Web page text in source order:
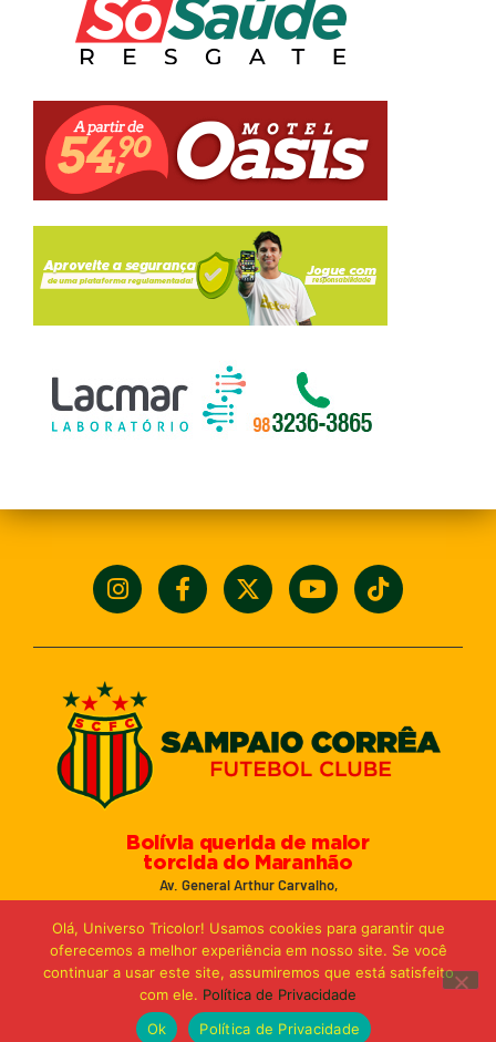
Bolívia querida de maior
torcida do Maranhão
Av. General Arthur Carvalho,
Email: marketing@sampaiocorreafc.com.br
© 2021 • Sampaio Corrêa Futebol Clube
Web Design: MP Marketing, Promo e Digital
Olá, Universo Tricolor! Usamos cookies para garantir que
oferecemos a melhor experiência em nosso site. Se você
continuar a usar este site, assumiremos que está satisfeito
com ele. Política de Privacidade
Ok
Política de Privacidade